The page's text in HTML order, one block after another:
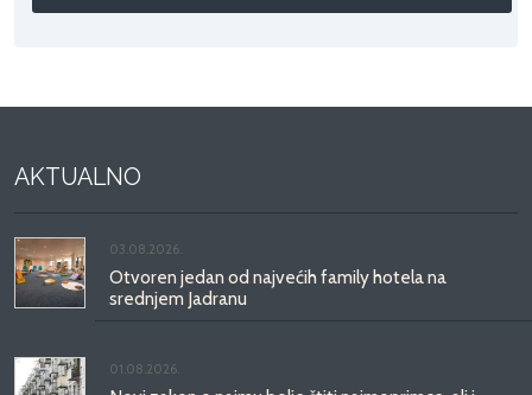
AKTUALNO
03.08.2026.
Otvoren jedan od najvećih family hotela na
srednjem Jadranu
01.08.2026.